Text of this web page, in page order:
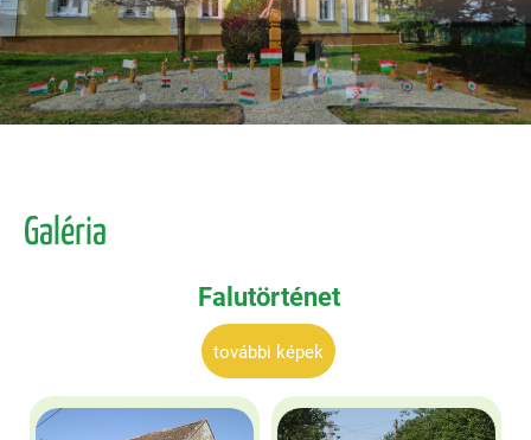
Galéria
Falutörténet
további képek